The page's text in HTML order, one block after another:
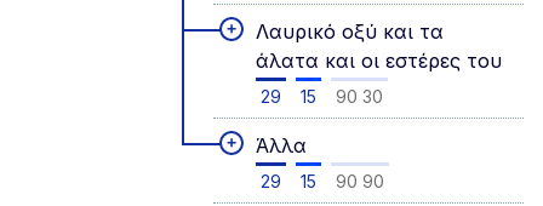
+
Λαυρικό οξύ και τα
άλατα και οι εστέρες του
29 15 90 30
+ Άλλα
29 15 90 90